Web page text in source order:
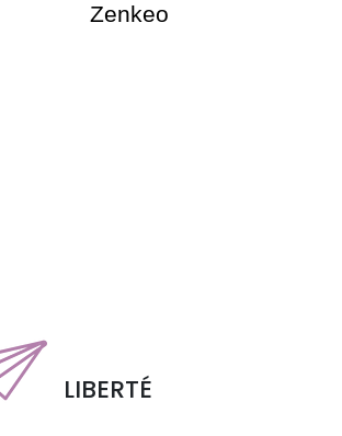
Zenkeo
LIBERTÉ